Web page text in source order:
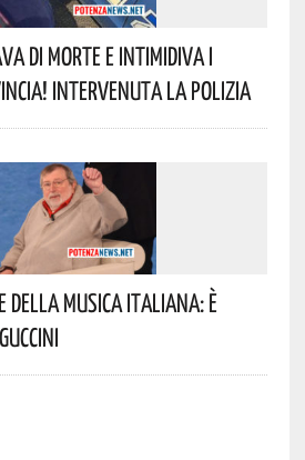
Di Morte E Intimidiva I
Intervenuta La Polizia
Della Musica Italiana: È